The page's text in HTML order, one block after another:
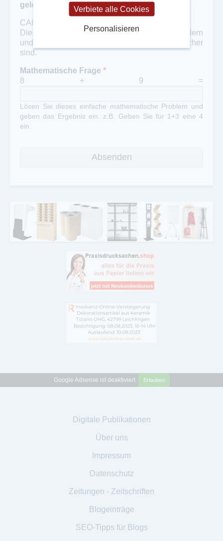
gelesen und akzeptiert *
CAPTCHA
Diese Frage soll automatisierten Spam verhindern
und überprüft, ob Sie ein menschlicher Besucher
sind.
Mathematische Frage *
8 + 9 =
Lösen Sie dieses einfache mathematische Problem und
geben das Ergebnis ein. z.B. Geben Sie für 1+3 eine 4
ein.
Google Adsense ist deaktiviert. Erlauben
Digitale Publikationen
Über uns
Impressum
Datenschutz
Zeitungen - Zeitschriften
Blogeinträge
SEO-Tipps für Blogs
Verbiete alle Cookies
Personalisieren